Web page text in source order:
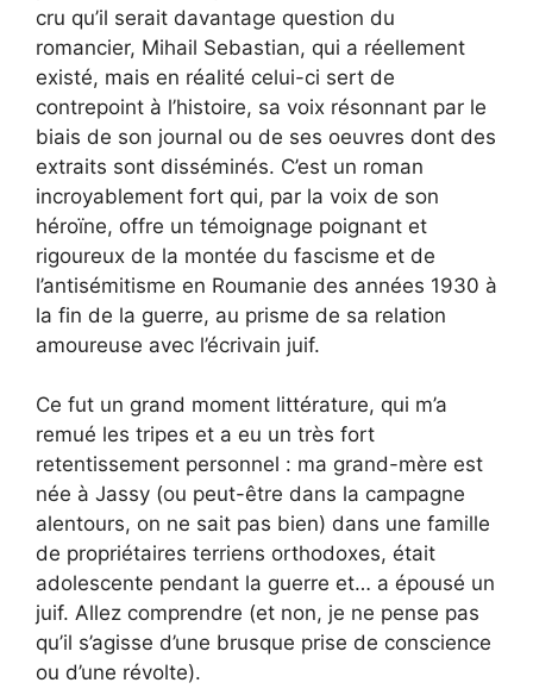
cru qu’il serait davantage question du
romancier, Mihail Sebastian, qui a réellement
existé, mais en réalité celui-ci sert de
contrepoint à l’histoire, sa voix résonnant par le
biais de son journal ou de ses oeuvres dont des
extraits sont disséminés. C’est un roman
incroyablement fort qui, par la voix de son
héroïne, offre un témoignage poignant et
rigoureux de la montée du fascisme et de
l’antisémitisme en Roumanie des années 1930 à
la fin de la guerre, au prisme de sa relation
amoureuse avec l’écrivain juif.
Ce fut un grand moment littérature, qui m’a
remué les tripes et a eu un très fort
retentissement personnel : ma grand-mère est
née à Jassy (ou peut-être dans la campagne
alentours, on ne sait pas bien) dans une famille
de propriétaires terriens orthodoxes, était
adolescente pendant la guerre et… a épousé un
juif. Allez comprendre (et non, je ne pense pas
qu’il s’agisse d’une brusque prise de conscience
ou d’une révolte).